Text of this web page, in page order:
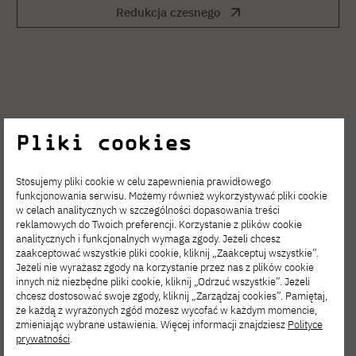
Redukcja czesnego
Opłaty
obowiązujące od
roku akademickiego
2023/2024
Studia drugiego
stopnia
Pliki cookies
Stosujemy pliki cookie w celu zapewnienia prawidłowego
funkcjonowania serwisu. Możemy również wykorzystywać pliki cookie
w celach analitycznych w szczególności dopasowania treści
reklamowych do Twoich preferencji. Korzystanie z plików cookie
analitycznych i funkcjonalnych wymaga zgody. Jeżeli chcesz
zaakceptować wszystkie pliki cookie, kliknij „Zaakceptuj wszystkie”.
Jeżeli nie wyrażasz zgody na korzystanie przez nas z plików cookie
innych niż niezbędne pliki cookie, kliknij „Odrzuć wszystkie”. Jeżeli
chcesz dostosować swoje zgody, kliknij „Zarządzaj cookies”. Pamiętaj,
że każdą z wyrażonych zgód możesz wycofać w każdym momencie,
zmieniając wybrane ustawienia. Więcej informacji znajdziesz Polityce
prywatności.